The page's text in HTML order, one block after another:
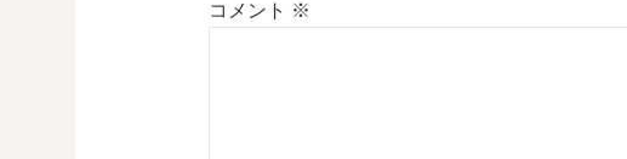
コメント ※